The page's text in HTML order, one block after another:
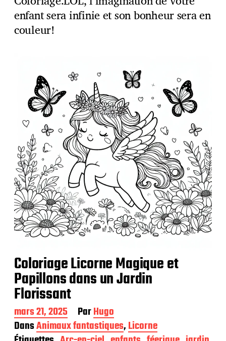
enfant sera infinie et son bonheur sera en
couleur!
Coloriage Licorne Magique et
Papillons dans un Jardin
Florissant
D
a
t
mars 21, 2025 ParHugo
DansAnimaux fantastiques,Licorne